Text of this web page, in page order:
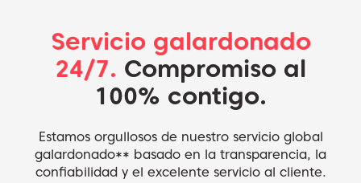
Servicio galardonado
24/7. Compromiso al
100% contigo.
Estamos orgullosos de nuestro servicio global
galardonado** basado en la transparencia, la
confiabilidad y el excelente servicio al cliente.